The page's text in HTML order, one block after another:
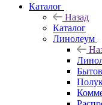
Каталог
Назад
Каталог
Линолеум